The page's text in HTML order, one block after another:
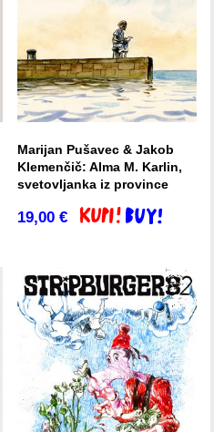
Marijan Pušavec & Jakob
Klemenčič: Alma M. Karlin,
svetovljanka iz province
19,00€ Dodaj v košarico